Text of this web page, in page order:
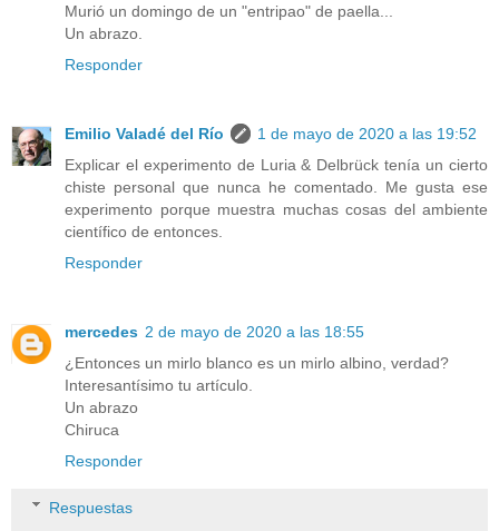
Murió un domingo de un "entripao" de paella...
Un abrazo.
Responder
Emilio Valadé del Río
1 de mayo de 2020 a las 19:52
Explicar el experimento de Luria & Delbrück tenía un cierto
chiste personal que nunca he comentado. Me gusta ese
experimento porque muestra muchas cosas del ambiente
científico de entonces.
Responder
mercedes 2 de mayo de 2020 a las 18:55
¿Entonces un mirlo blanco es un mirlo albino, verdad?
Interesantísimo tu artículo.
Un abrazo
Chiruca
Responder
Respuestas